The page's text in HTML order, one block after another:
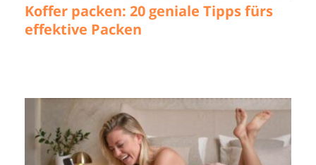
Koffer packen: 20 geniale Tipps fürs
effektive Packen